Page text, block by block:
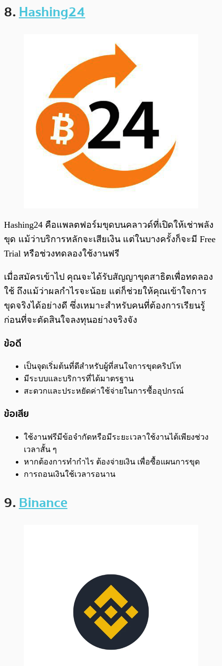
8.Hashing24
Hashing24 คือแพลตฟอร์มขุดบนคลาวด์ที่เปิดให้เช่าพลัง
ขุด แม้ว่าบริการหลักจะเสียเงิน แต่ในบางครั้งก็จะมี Free
Trial หรือช่วงทดลองใช้งานฟรี
เมื่อสมัครเข้าไป คุณจะได้รับสัญญาขุดสาธิตเพื่อทดลอง
ใช้ ถึงแม้ว่าผลกำไรจะน้อย แต่ก็ช่วยให้คุณเข้าใจการ
ขุดจริงได้อย่างดี ซึ่งเหมาะสำหรับคนที่ต้องการเรียนรู้
ก่อนที่จะตัดสินใจลงทุนอย่างจริงจัง
ข้อดี
เป็นจุดเริ่มต้นที่ดีสำหรับผู้ที่สนใจการขุดคริปโท
มีระบบและบริการที่ได้มาตรฐาน
สะดวกและประหยัดค่าใช้จ่ายในการซื้ออุปกรณ์
ข้อเสีย
ใช้งานฟรีมีข้อจำกัดหรือมีระยะเวลาใช้งานได้เพียงช่วง
เวลาสั้น ๆ
หากต้องการทำกำไร ต้องจ่ายเงิน เพื่อซื้อแผนการขุด
การถอนเงินใช้เวลารอนาน
9.Binance